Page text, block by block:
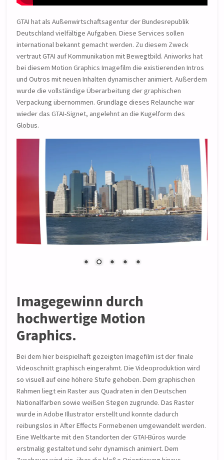
GTAI hat als Außenwirtschaftsagentur der Bundesrepublik
Deutschland vielfältige Aufgaben. Diese Services sollen
international bekannt gemacht werden. Zu diesem Zweck
vertraut GTAI auf Kommunikation mit Bewegtbild. Aniworks hat
bei diesem Motion Graphics Imagefilm die existierenden Intros
und Outros mit neuen Inhalten dynamischer animiert. Außerdem
wurde die vollständige Überarbeitung der graphischen
Verpackung übernommen. Grundlage dieses Relaunche war
wieder das GTAI-Signet, angelehnt an die Kugelform des
Globus.
Imagegewinn durch
hochwertige Motion
Graphics.
Bei dem hier beispielhaft gezeigten Imagefilm ist der finale
Videoschnitt graphisch eingerahmt. Die Videoproduktion wird
so visuell auf eine höhere Stufe gehoben. Dem graphischen
Rahmen liegt ein Raster aus Quadraten in den Deutschen
Nationalfarben sowie weißen Stegen zugrunde. Das Raster
wurde in Adobe Illustrator erstellt und konnte dadurch
reibungslos in After Effects Formebenen umgewandelt werden.
Eine Weltkarte mit den Standorten der GTAI-Büros wurde
erstmalig gestaltet und sehr dynamisch animiert. Dem